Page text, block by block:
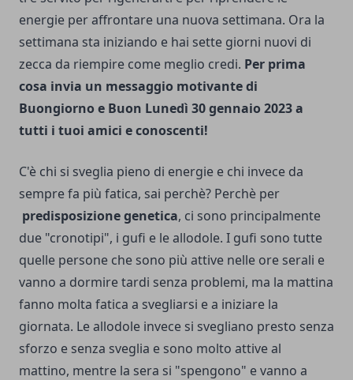
energie per affrontare una nuova settimana. Ora la
settimana sta iniziando e hai sette giorni nuovi di
zecca da riempire come meglio credi. Per prima
cosa invia un messaggio motivante di
Buongiorno e Buon Lunedì 30 gennaio 2023 a
tutti i tuoi amici e conoscenti!
C'è chi si sveglia pieno di energie e chi invece da
sempre fa più fatica, sai perchè? Perchè per
predisposizione genetica, ci sono principalmente
due "cronotipi", i gufi e le allodole. I gufi sono tutte
quelle persone che sono più attive nelle ore serali e
vanno a dormire tardi senza problemi, ma la mattina
fanno molta fatica a svegliarsi e a iniziare la
giornata. Le allodole invece si svegliano presto senza
sforzo e senza sveglia e sono molto attive al
mattino, mentre la sera si "spengono" e vanno a